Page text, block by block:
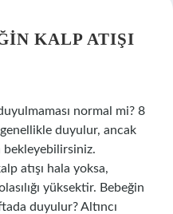
KALP ATIŞI
normal mi? 8
genellikle duyulur, ancak
bekleyebilirsiniz.
atışı hala yoksa,
yüksektir. Bebeğin
duyulur? Altıncı